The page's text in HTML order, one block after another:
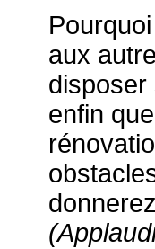
aux
disposer
enfin